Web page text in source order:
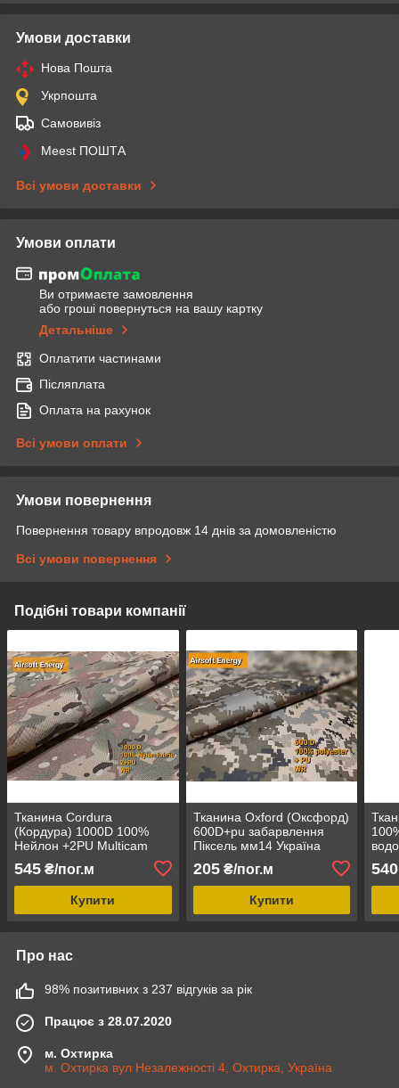
Умови доставки
Нова Пошта
Укрпошта
Самовивіз
Meest ПОШТА
Всі умови доставки
Умови оплати
Ви отримаєте замовлення
або гроші повернуться на вашу картку
Детальніше
Оплатити частинами
Післяплата
Оплата на рахунок
Всі умови оплати
Умови повернення
Повернення товару впродовж 14 днів за домовленістю
Всі умови повернення
Подібні товари компанії
Тканина Cordura
(Кордура) 1000D 100%
Нейлон +2PU Multicam
545 ₴/пог.м
Купити
Тканина Oxford (Оксфорд)
600D+pu забарвлення
Піксель мм14 Україна
205₴/пог.м
Купити
540
Про нас
98% позитивних з 237 відгуків за рік
Працює з 28.07.2020
м. Охтирка
м. Охтирка вул Незалежності 4, Охтирка, Україна